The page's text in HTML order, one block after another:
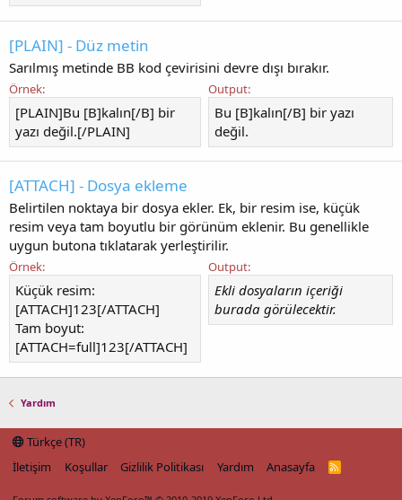
[PLAIN] - Düz metin
Sarılmış metinde BB kod çevirisini devre dışı bırakır.
Örnek:
[PLAIN]Bu [B]kalın[/B] bir
yazı değil.[/PLAIN]
Output:
Bu [B]kalın[/B] bir yazı
değil.
[ATTACH] - Dosya ekleme
Belirtilen noktaya bir dosya ekler. Ek, bir resim ise, küçük
resim veya tam boyutlu bir görünüm eklenir. Bu genellikle
uygun butona tıklatarak yerleştirilir.
Örnek:
Küçük resim:
[ATTACH]123[/ATTACH]
Tam boyut:
[ATTACH=full]123[/ATTACH]
Output:
Ekli dosyaların içeriği
burada görülecektir.
Yardım
Türkçe (TR)
İletişim
Koşullar Gizlilik Politikası Yardım Anasayfa
R